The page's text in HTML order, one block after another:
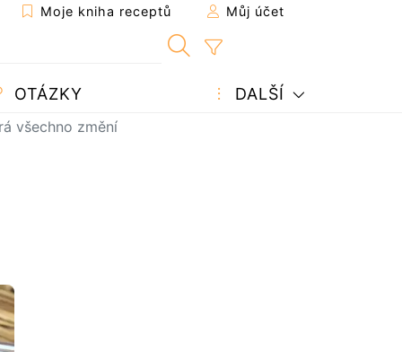
Moje kniha receptů Můj účet
OTÁZKY DALŠÍ
všechno změní